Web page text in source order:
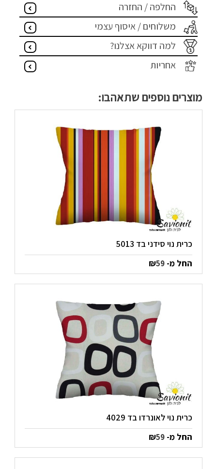
החלפה / החזרה
משלוחים / איסוף עצמי
למה דווקא אצלנו?
אחריות
מוצרים נוספים שתאהבו:
כרית נוי סידני בד 5013
החל מ-
₪59
כרית נוי לאונרדו בד 4029
החל מ-
₪59